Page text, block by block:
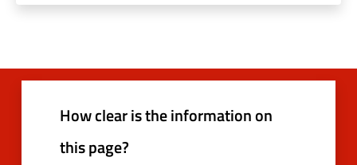
How clear is the information on
this page?